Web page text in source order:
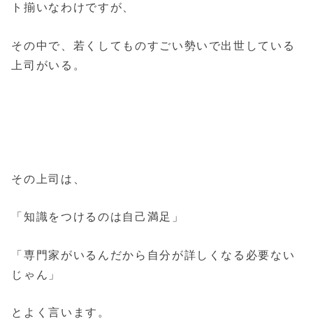
ト揃いなわけですが、
その中で、若くしてものすごい勢いで出世している
上司がいる。
その上司は、
「知識をつけるのは自己満足」
「専門家がいるんだから自分が詳しくなる必要ない
じゃん」
とよく言います。